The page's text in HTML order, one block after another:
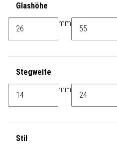
Glashöhe
mm
Stegweite
mm
Stil